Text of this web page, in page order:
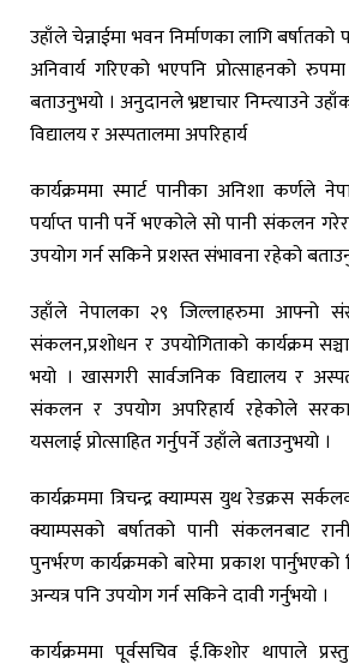
उहाँले चेन्नाईमा भवन निर्माणका लागि
अनिवार्य गरिएको भएपनि प्रोत्साहनको
बताउनुभयो । अनुदानले भ्रष्टाचार निम्त्याउने
विद्यालय र अस्पतालमा अपरिहार्य
कार्यक्रममा स्मार्ट पानीका अनिशा कर्णले
पर्याप्त पानी पर्ने भएकोले सो पानी संकलन
उपयोग गर्न सकिने प्रशस्त संभावना रहेको
उहाँले नेपालका २९ जिल्लाहरुमा आफ्नो
संकलन,प्रशोधन र उपयोगिताको कार्यक्रम
भयो । खासगरी सार्वजनिक विद्यालय र
संकलन र उपयोग अपरिहार्य रहेकोले
यसलाई प्रोत्साहित गर्नुपर्ने उहाँले बताउनुभयो ।
कार्यक्रममा त्रिचन्द्र क्याम्पस युथ रेडक्रस
क्याम्पसको बर्षातको पानी संकलनबाट
पुनर्भरण कार्यक्रमको बारेमा प्रकाश
अन्यत्र पनि उपयोग गर्न सकिने दावी गर्नुभयो ।
कार्यक्रममा पूर्वसचिव ई.किशोर थापाले